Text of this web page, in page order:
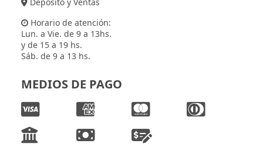
Horario de atención:
Lun. a Vie. de 9 a 13hs.
y de 15 a 19 hs.
Sáb. de 9 a 13 hs.
MEDIOS DE PAGO